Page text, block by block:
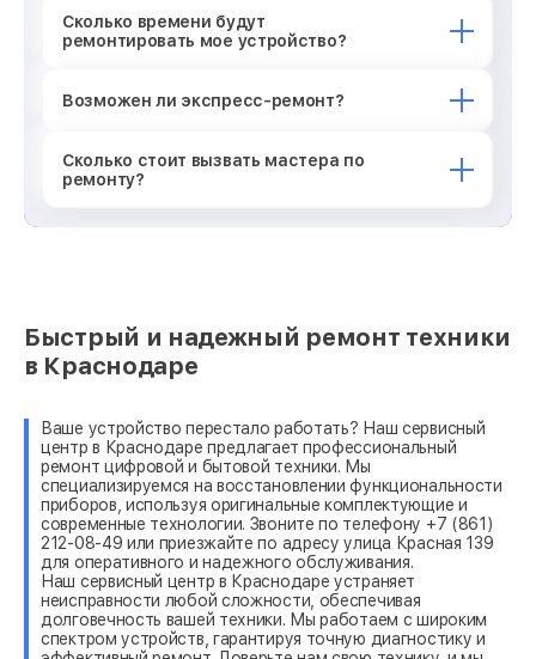
Сколько времени будут
ремонтировать мое устройство?
Возможен ли экспресс-ремонт?
Сколько стоит вызвать мастера по
ремонту?
Быстрый и надежный ремонт техники
в Краснодаре
Ваше устройство перестало работать? Наш сервисный
центр в Краснодаре предлагает профессиональный
ремонт цифровой и бытовой техники. Мы
специализируемся на восстановлении функциональности
приборов, используя оригинальные комплектующие и
современные технологии. Звоните по телефону +7 (861)
212-08-49 или приезжайте по адресу улица Красная 139
для оперативного и надежного обслуживания.
Наш сервисный центр в Краснодаре устраняет
неисправности любой сложности, обеспечивая
долговечность вашей техники. Мы работаем с широким
спектром устройств, гарантируя точную диагностику и